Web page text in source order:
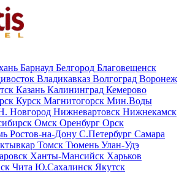
Барнаул Белгород Благовещенск
Владикавказ Волгоград Воронеж
Казань Калининград Кемерово
Курск Магнитогорск Мин.Воды
Новгород Нижневартовск Нижнекамск
Омск Оренбург Орск
Ростов-на-Дону С.Петербург Самара
Томск Тюмень Улан-Удэ
Ханты-Мансийск Харьков
Чита Ю.Сахалинск Якутск